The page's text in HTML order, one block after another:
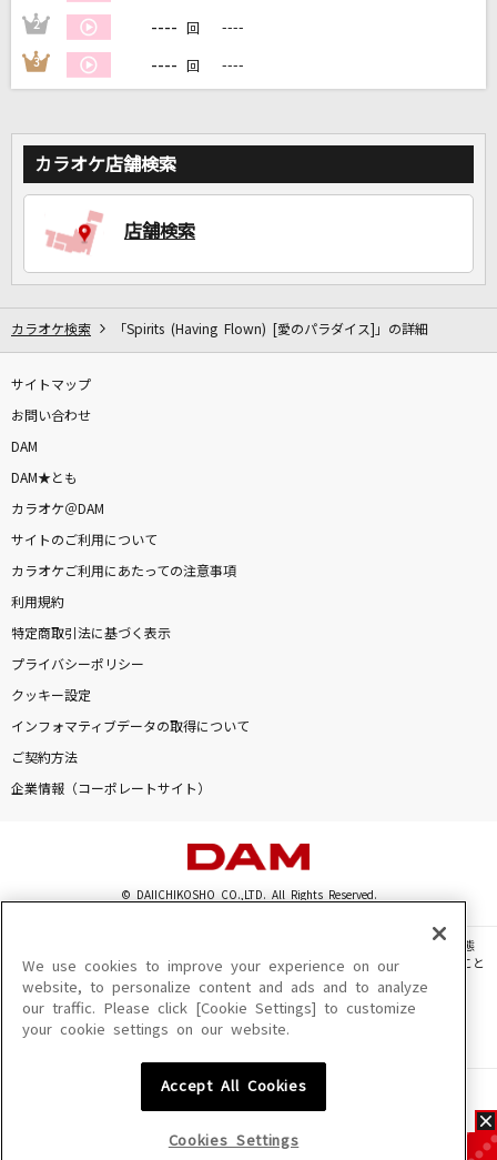
DAMに会員登録・ログインして
2 ---- 回 ----
3 ---- 回 ----
カラオケ店舗検索
店舗検索
カラオケ検索 「Spirits (Having Flown) [愛のパラダイス]」の詳細
サイトマップ
お問い合わせ
DAM
DAM★とも
カラオケ＠DAM
サイトのご利用について
カラオケご利用にあたっての注意事項
利用規約
特定商取引法に基づく表示
プライバシーポリシー
クッキー設定
インフォマティブデータの取得について
ご契約方法
企業情報（コーポレートサイト）
© DAIICHIKOSHO CO.,LTD. All Rights Reserved.
このサイトに掲載されている一切の文章・画像・写真・動画・音声等を、手段や形態
を問わず、著作権法の定める範囲を超えて無断で複製、転載、ファイル化などすること
を禁じます。
楽曲及びコンテンツは、機種によりご利用いただけない場合があります。
楽曲及びコンテンツの配信日、配信内容が変更になる場合があります。
We use cookies to improve your experience on our
website, to personalize content and ads and to analyze
our traffic. Please click [Cookie Settings] to customize
your cookie settings on our website.
Accept All Cookies
Cookies Settings